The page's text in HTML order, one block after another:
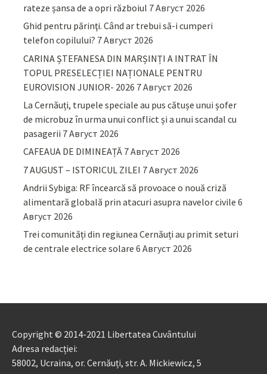
rateze șansa de a opri războiul 7 Август 2026
Ghid pentru părinţi. Când ar trebui să-i cumperi
telefon copilului? 7 Август 2026
CARINA ȘTEFANESA DIN MARȘINȚI A INTRAT ÎN
TOPUL PRESELECȚIEI NAȚIONALE PENTRU
EUROVISION JUNIOR- 2026 7 Август 2026
La Cernăuți, trupele speciale au pus cătușe unui șofer
de microbuz în urma unui conflict și a unui scandal cu
pasagerii 7 Август 2026
CAFEAUA DE DIMINEAȚĂ 7 Август 2026
7 AUGUST – ISTORICUL ZILEI 7 Август 2026
Andrii Sybiga: RF încearcă să provoace o nouă criză
alimentară globală prin atacuri asupra navelor civile 6
Август 2026
Trei comunități din regiunea Cernăuți au primit seturi
de centrale electrice solare 6 Август 2026
Copyright © 2014-2021 Libertatea Cuvântului
Adresa redacției:
58002, Ucraina, or. Cernăuți, str. A. Mickiewicz, 5